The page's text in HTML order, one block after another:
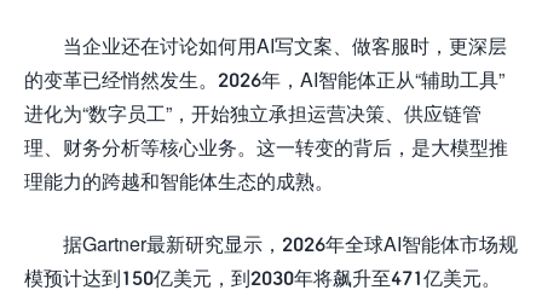
当企业还在讨论如何用AI写文案、做客服时，更深层
的变革已经悄然发生。2026年，AI智能体正从“辅助工具”
进化为“数字员工”，开始独立承担运营决策、供应链管
理、财务分析等核心业务。这一转变的背后，是大模型推
理能力的跨越和智能体生态的成熟。
据Gartner最新研究显示，2026年全球AI智能体市场规
模预计达到150亿美元，到2030年将飙升至471亿美元。